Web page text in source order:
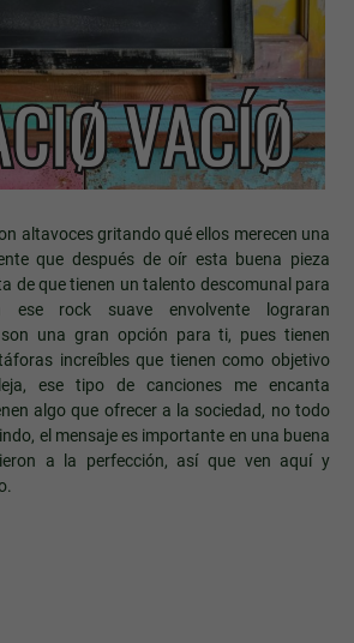
altavoces gritando qué ellos merecen una
que después de oír esta buena pieza
de que tienen un talento descomunal para
ese rock suave envolvente lograran
una gran opción para ti, pues tienen
increíbles que tienen como objetivo
ese tipo de canciones me encanta
algo que ofrecer a la sociedad, no todo
el mensaje es importante en una buena
a la perfección, así que ven aquí y